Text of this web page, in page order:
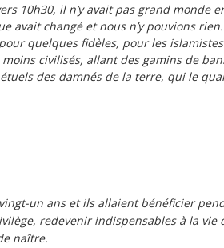
10h30, il n’y avait pas grand monde
avait changé et nous n’y pouvions
quelques fidèles, pour les
moins civilisés, allant des gamins de
des damnés de la terre, qui le
un ans et ils allaient bénéficier
redevenir indispensables à la vie
naître.